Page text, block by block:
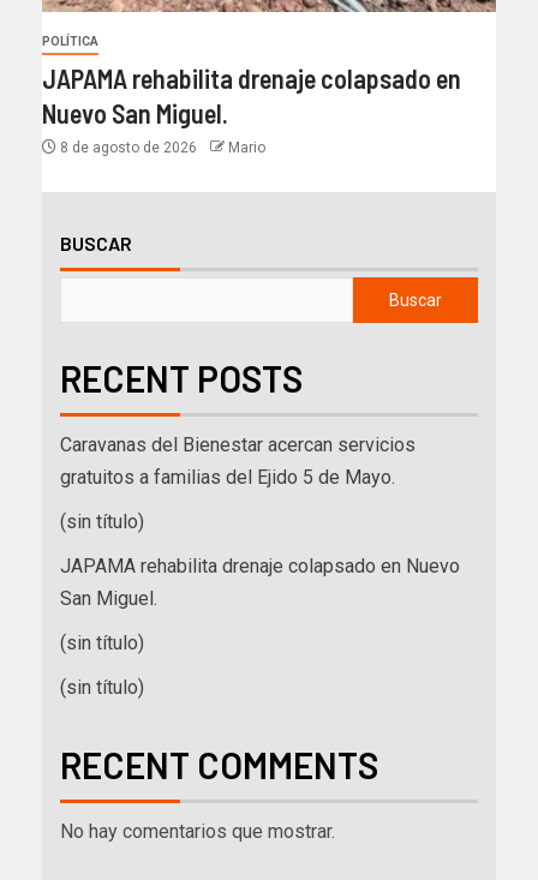
POLÍTICA
JAPAMA rehabilita drenaje colapsado en
Nuevo San Miguel.
8 de agosto de 2026 Mario
BUSCAR
Buscar
RECENT POSTS
Caravanas del Bienestar acercan servicios
gratuitos a familias del Ejido 5 de Mayo.
(sin título)
JAPAMA rehabilita drenaje colapsado en Nuevo
San Miguel.
(sin título)
(sin título)
RECENT COMMENTS
No hay comentarios que mostrar.